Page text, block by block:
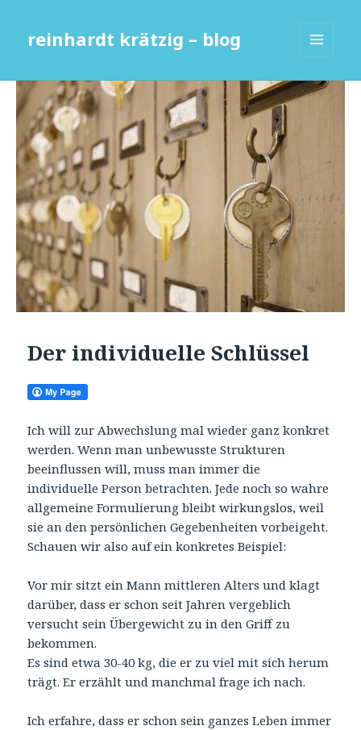
reinhardt krätzig – blog
WIDGETS
Der individuelle Schlüssel
Ich will zur Abwechslung mal wieder ganz konkret
werden. Wenn man unbewusste Strukturen
beeinflussen will, muss man immer die
individuelle Person betrachten. Jede noch so wahre
allgemeine Formulierung bleibt wirkungslos, weil
sie an den persönlichen Gegebenheiten vorbeigeht.
Schauen wir also auf ein konkretes Beispiel:
Vor mir sitzt ein Mann mittleren Alters und klagt
darüber, dass er schon seit Jahren vergeblich
versucht sein Übergewicht zu in den Griff zu
bekommen.
Es sind etwa 30-40 kg, die er zu viel mit sich herum
trägt. Er erzählt und manchmal frage ich nach.
Ich erfahre, dass er schon sein ganzes Leben immer